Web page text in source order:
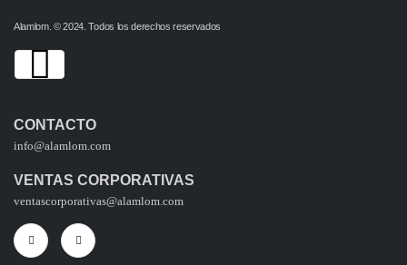
Alamlom. © 2024. Todos los derechos reservados
CONTACTO
info@alamlom.com
VENTAS CORPORATIVAS
ventascorporativas@alamlom.com